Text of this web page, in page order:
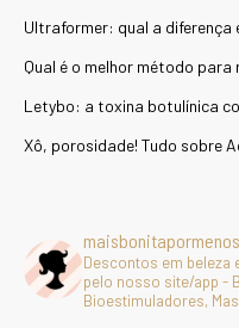
Ultraformer: qual a diferença
Qual é o melhor método para
Letybo: a toxina botulínica
Xô, porosidade! Tudo sobre
maisbonitapormenos
Descontos em
pelo nosso site/app -
Bioestimuladores,